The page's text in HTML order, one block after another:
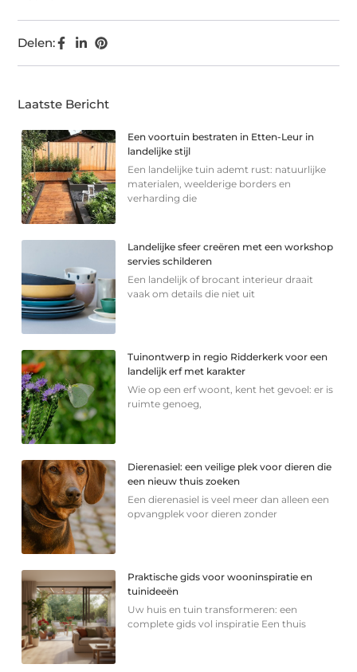
Delen:
Laatste Bericht
Een voortuin bestraten in Etten-Leur in
landelijke stijl
Een landelijke tuin ademt rust: natuurlijke
materialen, weelderige borders en
verharding die
Landelijke sfeer creëren met een workshop
servies schilderen
Een landelijk of brocant interieur draait
vaak om details die niet uit
Tuinontwerp in regio Ridderkerk voor een
landelijk erf met karakter
Wie op een erf woont, kent het gevoel: er is
ruimte genoeg,
Dierenasiel: een veilige plek voor dieren die
een nieuw thuis zoeken
Een dierenasiel is veel meer dan alleen een
opvangplek voor dieren zonder
Praktische gids voor wooninspiratie en
tuinideeën
Uw huis en tuin transformeren: een
complete gids vol inspiratie Een thuis